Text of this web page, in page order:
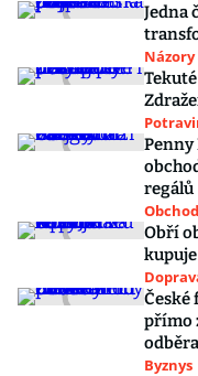
Jedna
Penny
regálů
Obří
kupuje
České
přímo
Byznys